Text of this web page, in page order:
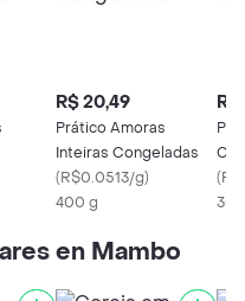
R$ 20,49
Prático Amoras
Inteiras Congeladas
(R$0.0513/g)
400 g
R$
(
en Mambo